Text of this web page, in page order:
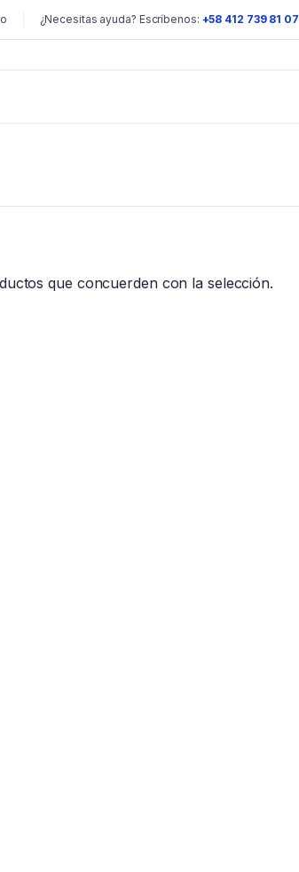
¿Necesitas ayuda? Escríbenos: +58 412 739 81 07
que concuerden con la selección.